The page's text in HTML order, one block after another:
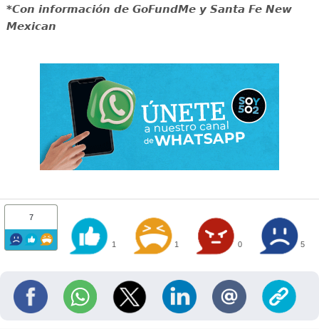
*Con información de GoFundMe y Santa Fe New
Mexican
7
1 1 0 5